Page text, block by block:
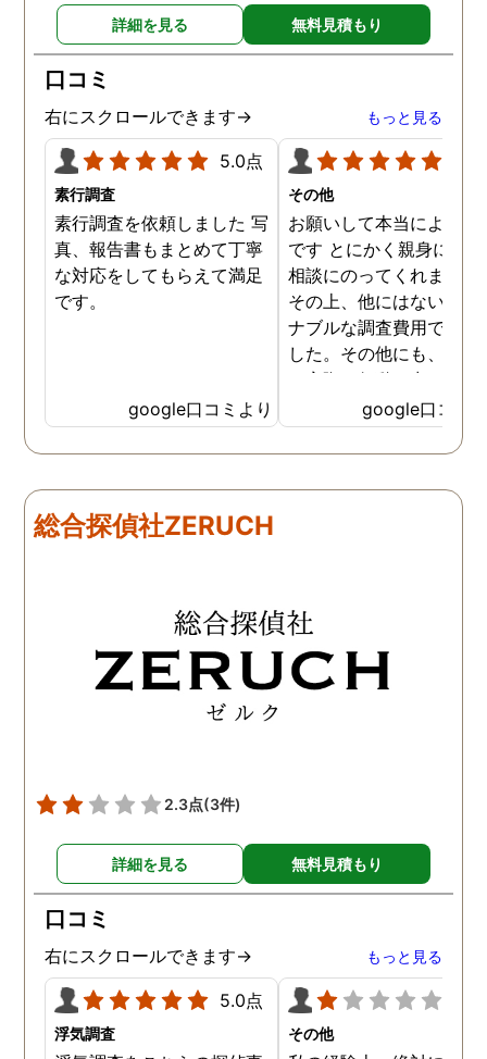
る探偵事務所さんだと、あ
らためて思いました。 事務
所の皆様にお世話になった
ので、クチコミの方書かせ
ていただきます。ありがと
うございました。
詳細を見る 無料見積もり
口コミ
右にスクロールできます→ もっと見る
5.0点
素行調査
素行調査を依頼しました 写
真、報告書もまとめて丁寧
な対応をしてもらえて満足
です。
google口コミより
その他
お願いして本当によかっ
です とにかく親身にな
相談にのってくれました
その上、他にはないリー
ナブルな調査費用で済み
した。その他にも、相談
ら実際に行動に出て頂い
のが、スゴく早く問題を
決していただき、大変助
りました。 次回も是非
しろ最初の相談の段階が
google口コミ
総合探偵社ZERUCH
2.3点(3件)
詳細を見る 無料見積もり
口コミ
右にスクロールできます→ もっと見る
5.0点
浮気調査 その他